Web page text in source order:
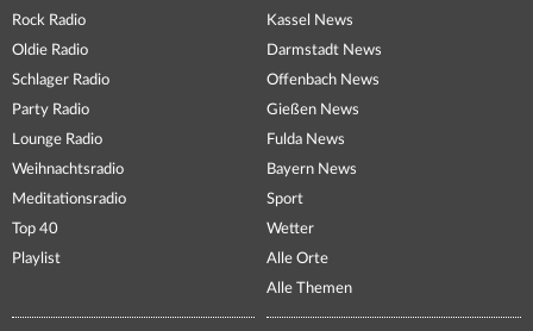
Rock Radio
Oldie Radio
Schlager Radio
Party Radio
Lounge Radio
Weihnachtsradio
Meditationsradio
Top 40
Playlist
Kassel News
Darmstadt News
Offenbach News
Gießen News
Fulda News
Bayern News
Sport
Wetter
Alle Orte
Alle Themen